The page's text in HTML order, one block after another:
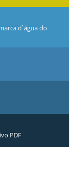
d`água do
PDF